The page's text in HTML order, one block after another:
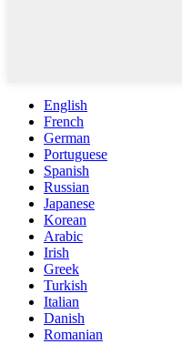
English
French
German
Portuguese
Spanish
Russian
Japanese
Korean
Arabic
Irish
Greek
Turkish
Italian
Danish
Romanian